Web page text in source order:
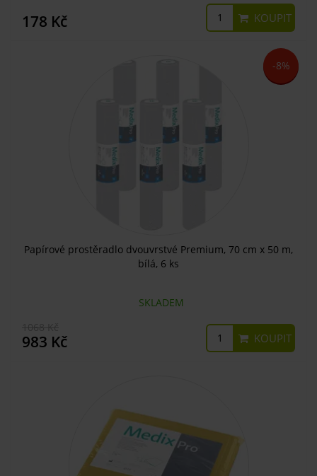
178 Kč KOUPIT
-8%
Papírové prostěradlo dvouvrstvé Premium, 70 cm x 50 m,
bílá, 6 ks
SKLADEM
983 Kč KOUPIT